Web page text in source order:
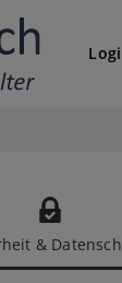
&